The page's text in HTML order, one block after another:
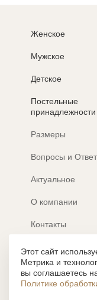
Женское
Мужское
Детское
Постельные
принадлежности
Размеры
Вопросы и
Актуальное
О компании
Контакты
Электронные
Все содержание,
https://clever-style.ru,
графикой,
Этот сайт
Метрика и
вы соглашаетесь
Политике